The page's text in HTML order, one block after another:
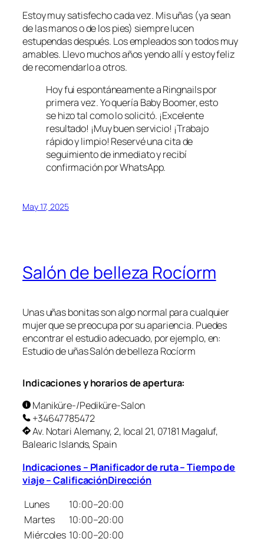
Estoy muy satisfecho cada vez. Mis uñas (ya sean
de las manos o de los pies) siempre lucen
estupendas después. Los empleados son todos muy
amables. Llevo muchos años yendo allí y estoy feliz
de recomendarlo a otros.
Hoy fui espontáneamente a Ringnails por
primera vez. Yo quería Baby Boomer, esto
se hizo tal como lo solicitó. ¡Excelente
resultado! ¡Muy buen servicio! ¡Trabajo
rápido y limpio! Reservé una cita de
seguimiento de inmediato y recibí
confirmación por WhatsApp.
May 17, 2025
Salón de belleza Rocíorm
Unas uñas bonitas son algo normal para cualquier
mujer que se preocupa por su apariencia. Puedes
encontrar el estudio adecuado, por ejemplo, en:
Estudio de uñas Salón de belleza Rocíorm
Indicaciones y horarios de apertura:
Maniküre-/Pediküre-Salon
+34647785472
Av. Notari Alemany, 2, local 21, 07181 Magaluf,
Balearic Islands, Spain
Indicaciones – Planificador de ruta – Tiempo de
viaje – CalificaciónDirección
Lunes
10:00–20:00
Martes
10:00–20:00
Miércoles 10:00–20:00